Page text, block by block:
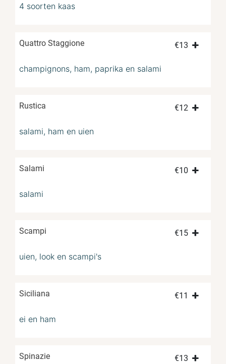
4 soorten kaas
Quattro Staggione €13
champignons, ham, paprika en salami
Rustica €12
salami, ham en uien
Salami €10
salami
Scampi €15
uien, look en scampi's
Siciliana €11
ei en ham
Spinazie €13